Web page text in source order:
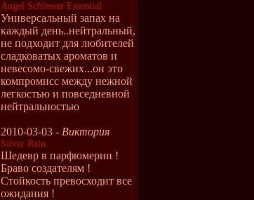
Angel Schlesser Essential
Универсальный запах на
каждый день..нейтральный,
не подходит для любителей
сладковатых ароматов и
невесомо-свежих...он это
компромисс между нежной
легкостью и повседневной
нейтральностью
2010-03-03 - Виктория
Silver Rain
Шедевр в парфюмерии !
Браво создателям !
Стойкость превосходит все
ожидания !